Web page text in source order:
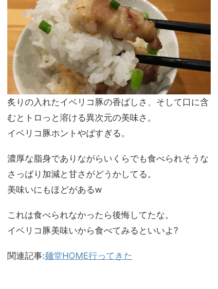
炙りの入れたイベリコ豚の香ばしさ、そして口に含
むとトロっと溶ける異次元の美味さ。
イベリコ豚ホントやばすぎる。
濃厚な脂身でありながらいくらでも食べられそうな
さっぱり加減と甘さがどうかしてる。
美味いにもほどがあるw
これは食べられなかったら後悔してたな。
イベリコ豚美味いから食べてみるといいよ?
関連記事:麺堂HOME行ってきた